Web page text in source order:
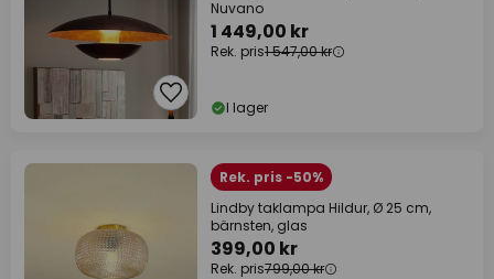
Nuvano
1 449,00 kr
Rek. pris1 547,00 kr
I lager
Rek. pris -50%
Lindby taklampa Hildur, Ø 25 cm,
bärnsten, glas
399,00 kr
Rek. pris799,00 kr